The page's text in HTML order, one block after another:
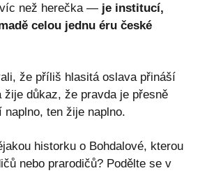
než herečka — je institucí,
celou jednu éru české
že příliš hlasitá oslava přináší
žije důkaz, že pravda je přesně
naplno, ten žije naplno.
historku o Bohdalové, kterou
nebo prarodičů? Podělte se v